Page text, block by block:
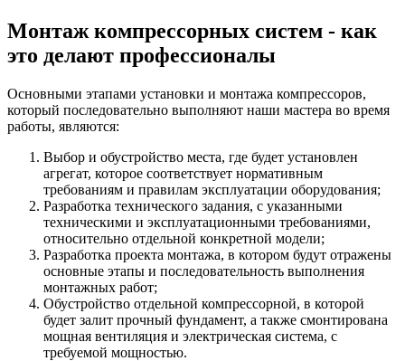
Монтаж компрессорных систем - как
это делают профессионалы
Основными этапами установки и монтажа компрессоров,
который последовательно выполняют наши мастера во время
работы, являются:
Выбор и обустройство места, где будет установлен
агрегат, которое соответствует нормативным
требованиям и правилам эксплуатации оборудования;
Разработка технического задания, с указанными
техническими и эксплуатационными требованиями,
относительно отдельной конкретной модели;
Разработка проекта монтажа, в котором будут отражены
основные этапы и последовательность выполнения
монтажных работ;
Обустройство отдельной компрессорной, в которой
будет залит прочный фундамент, а также смонтирована
мощная вентиляция и электрическая система, с
требуемой мощностью.